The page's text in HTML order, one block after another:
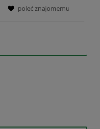
poleć znajomemu